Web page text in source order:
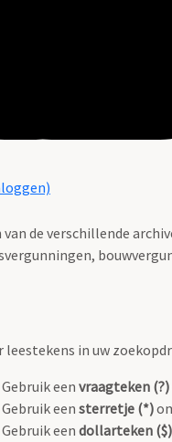
de verschillende
leestekens in uw
Gebruik een vraagteken (?)
Gebruik een sterretje (*)
Gebruik een dollarteken ($)